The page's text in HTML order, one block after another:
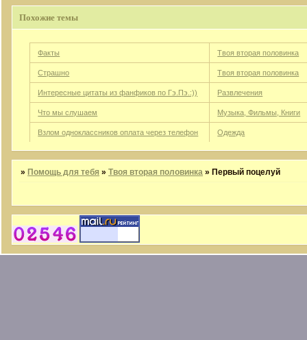
Похожие темы
Факты Твоя вторая половинка
Страшно Твоя вторая половинка
Интересные цитаты из фанфиков по Гэ.Пэ.:)) Развлечения
Что мы слушаем Музыка, Фильмы, Книги
Взлом одноклассников оплата через телефон Одежда
» Помощь для тебя »Твоя вторая половинка »Первый поцелуй